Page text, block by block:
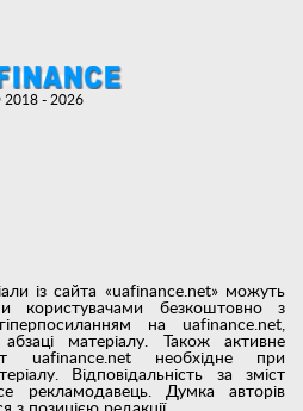
із сайта «uafinance.net» можуть
користувачами безкоштовно з
на uafinance.net,
матеріалу. Також активне
uafinance.net необхідне при
Відповідальність за зміст
рекламодавець. Думка авторів
- 2026